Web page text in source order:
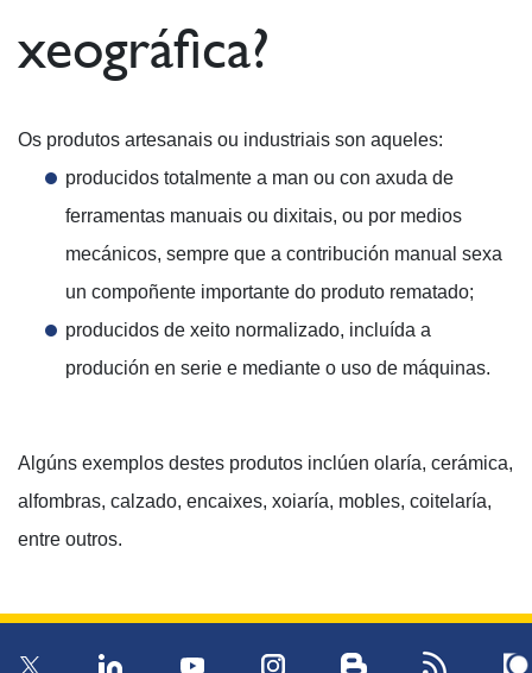
xeográfica?
Os produtos artesanais ou industriais son aqueles:
producidos totalmente a man ou con axuda de
ferramentas manuais ou dixitais, ou por medios
mecánicos, sempre que a contribución manual sexa
un compoñente importante do produto rematado;
producidos de xeito normalizado, incluída a
produción en serie e mediante o uso de máquinas.
Algúns exemplos destes produtos inclúen olaría, cerámica,
alfombras, calzado, encaixes, xoiaría, mobles, coitelaría,
entre outros.